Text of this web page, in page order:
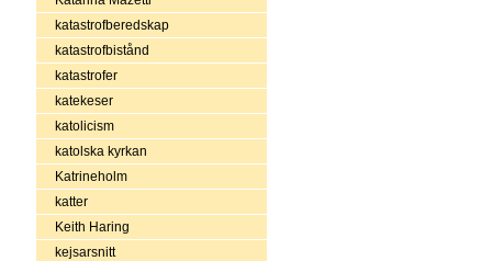
katastrofberedskap
katastrofbistånd
katastrofer
katekeser
katolicism
katolska kyrkan
Katrineholm
katter
Keith Haring
kejsarsnitt